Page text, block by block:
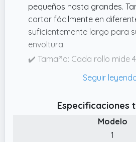
pequeños hasta grandes.
cortar fácilmente en
suficientemente largo para
envoltura.
✔️ Tamaño: Cada rollo mide
envolver regalos.
envolver regalos de
de papel kraft con
que hará que sus regalos
Especificaciones
Modelo
1